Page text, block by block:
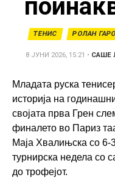
ТЕНИС РОЛАН
8 ЈУНИ 2026, 15:21 • САШЕ
Младата руска
историја на
својата прва Грен
финалето во Париз
Маја Хвалињска со 6-
турнирска недела со
до трофејот.